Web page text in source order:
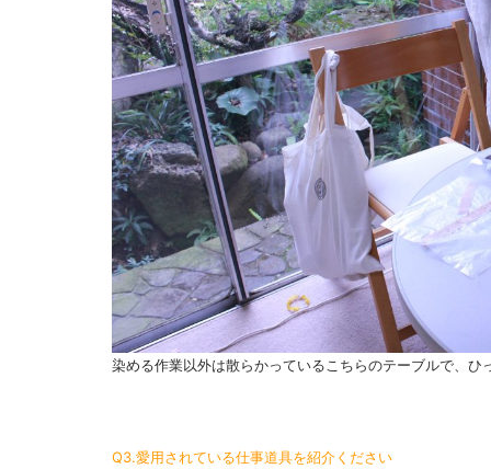
染める作業以外は散らかっているこちらのテーブルで、ひ
Q3.愛用されている仕事道具を紹介ください